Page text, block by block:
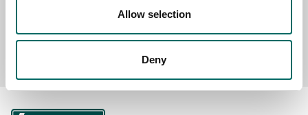
Allow selection
Deny
Send message